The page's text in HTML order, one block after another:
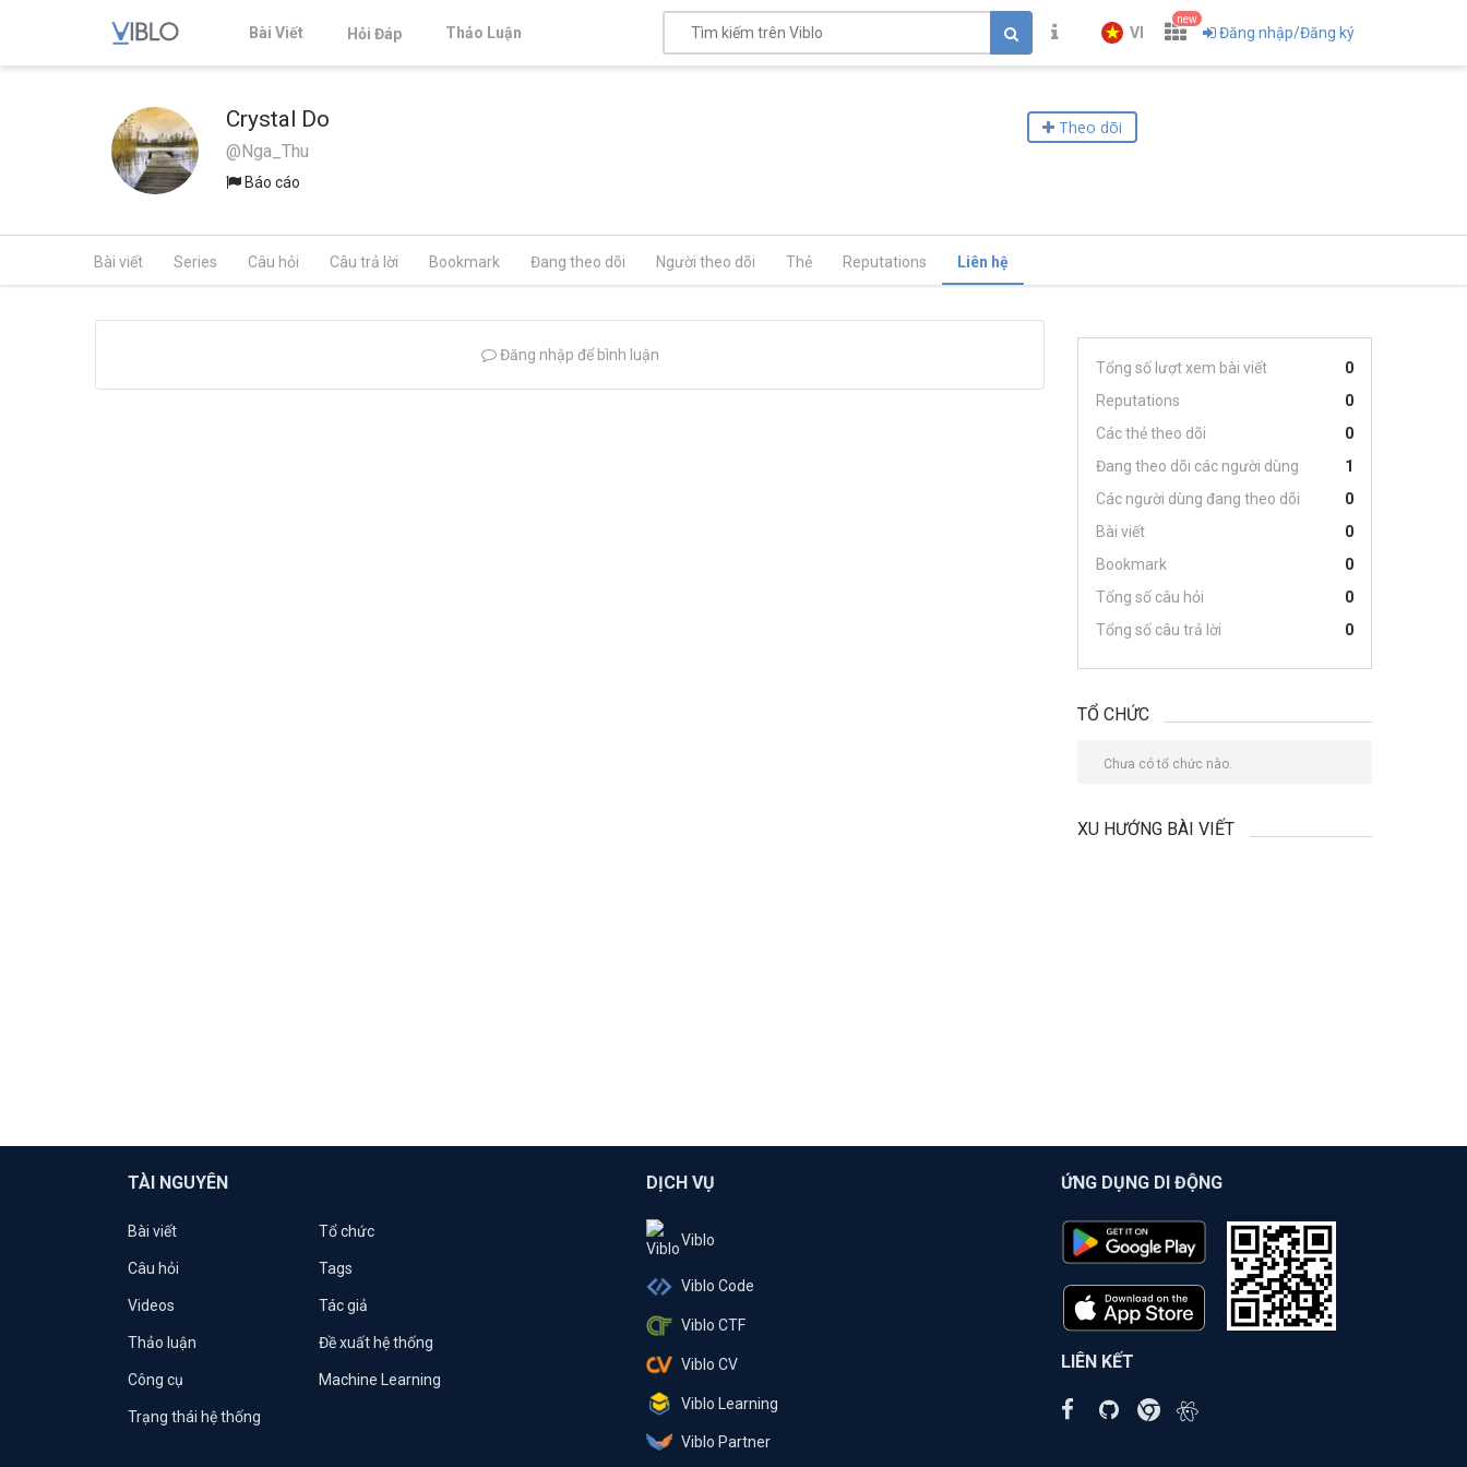
Bài Viết Hỏi Đáp Thảo Luận VI
new
Đăng nhập/Đăng ký
Crystal Do
@Nga_Thu
Báo cáo
Theo dõi
Bài viết Series Câu hỏi Câu trả lời Bookmark Đang theo dõi Người theo dõi Thẻ Reputations Liên hệ
Đăng nhập để bình luận
Tổng số lượt xem bài viết
0
Reputations
0
Các thẻ theo dõi
0
Đang theo dõi các người dùng
1
Các người dùng đang theo dõi
0
Bài viết
0
Bookmark
0
Tổng số câu hỏi
0
Tổng số câu trả lời
0
TỔ CHỨC
Chưa có tổ chức nào.
XU HƯỚNG BÀI VIẾT
TÀI NGUYÊN
Bài viết Tổ chức
Câu hỏi Tags
Videos Tác giả
Thảo luận Đề xuất hệ thống
Công cụ Machine Learning
Trạng thái hệ thống
DỊCH VỤ
Viblo
Viblo Code
Viblo CTF
Viblo CV
Viblo Learning
Viblo Partner
ỨNG DỤNG DI ĐỘNG
LIÊN KẾT